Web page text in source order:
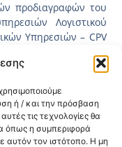
ή / και την πρόσβαση
τις τεχνολογίες θα
όπως η συμπεριφορά
αυτόν τον ιστότοπο. Η μη
προδιαγραφών του
Λογιστικού
Υπηρεσιών – CPV
15 ημέρες. Η
και έχει πάρει τον
οι
τον
λάβουν γνώση επί